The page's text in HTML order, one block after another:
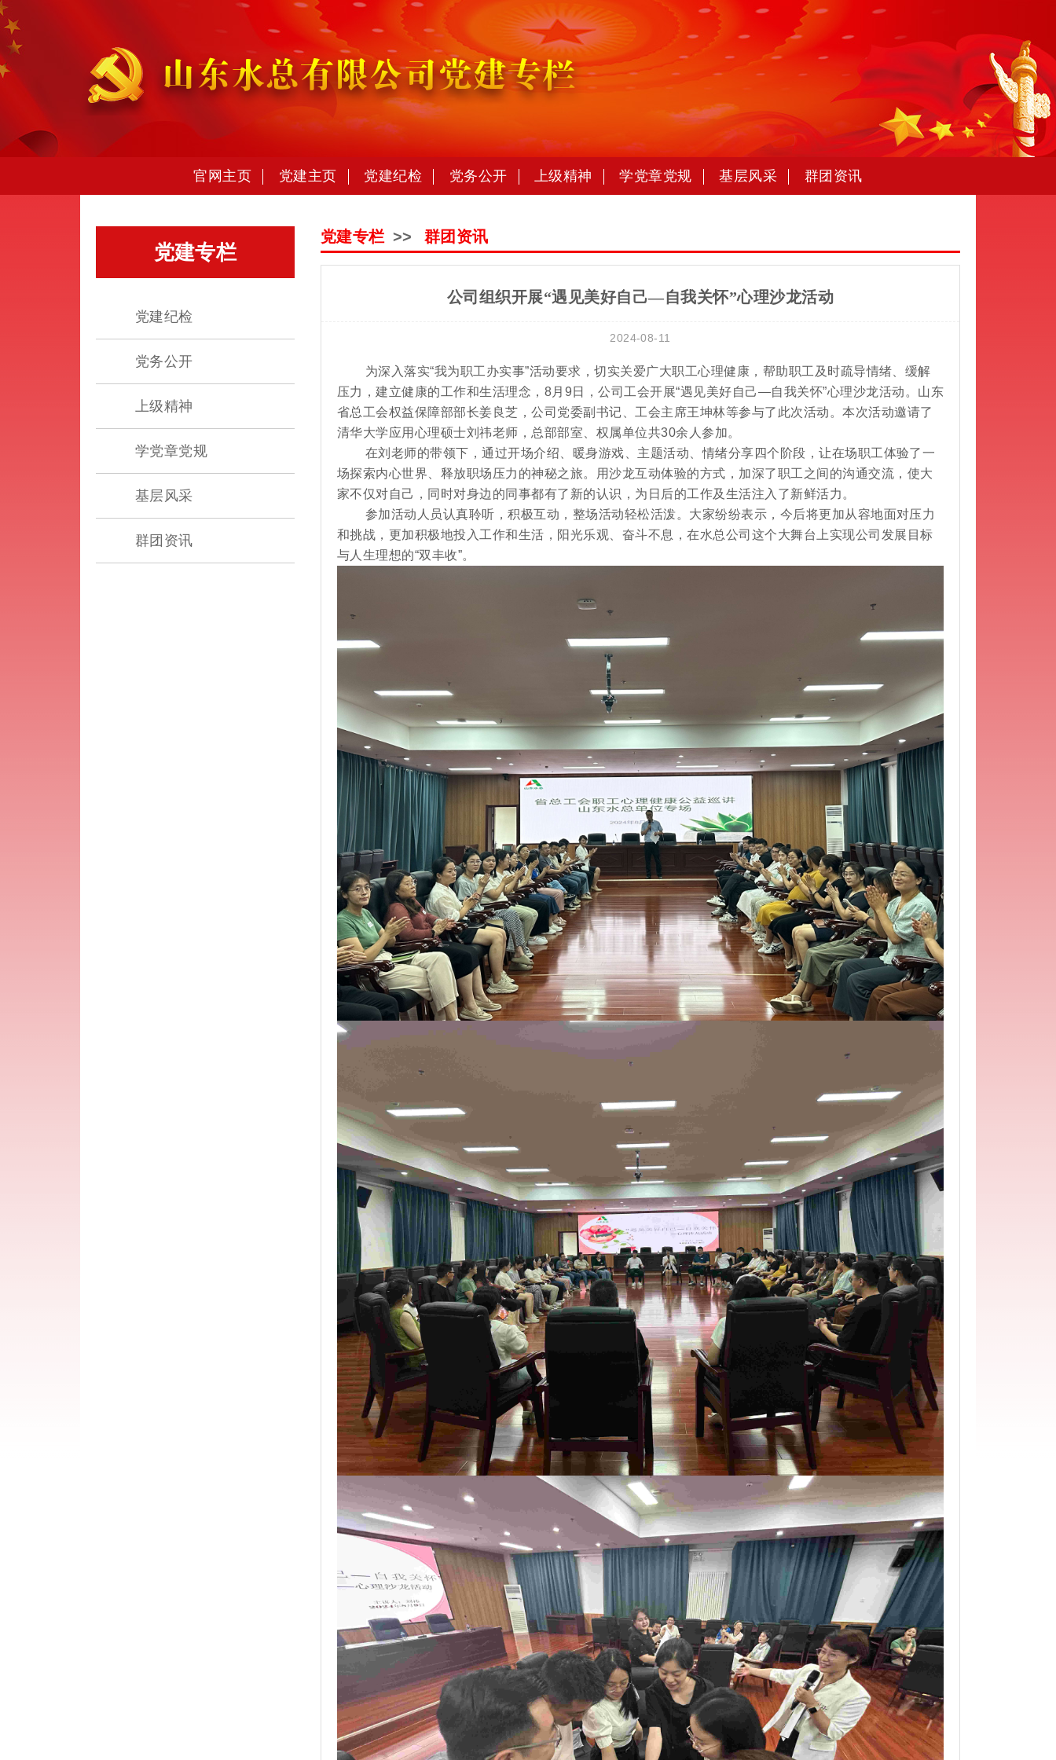
官网主页 党建主页 党建纪检 党务公开 上级精神 学党章党规 基层风采 群团资讯
党建专栏
党建纪检
党务公开
上级精神
学党章党规
基层风采
群团资讯
党建专栏 >> 群团资讯
公司组织开展“遇见美好自己—自我关怀”心理沙龙活动
2024-08-11
为深入落实“我为职工办实事”活动要求，切实关爱广大职工心理健康，帮助职工及时疏导情绪、缓解
压力，建立健康的工作和生活理念，8月9日，公司工会开展“遇见美好自己—自我关怀”心理沙龙活动。山东
省总工会权益保障部部长姜良芝，公司党委副书记、工会主席王坤林等参与了此次活动。本次活动邀请了
清华大学应用心理硕士刘祎老师，总部部室、权属单位共30余人参加。
在刘老师的带领下，通过开场介绍、暖身游戏、主题活动、情绪分享四个阶段，让在场职工体验了一
场探索内心世界、释放职场压力的神秘之旅。用沙龙互动体验的方式，加深了职工之间的沟通交流，使大
家不仅对自己，同时对身边的同事都有了新的认识，为日后的工作及生活注入了新鲜活力。
参加活动人员认真聆听，积极互动，整场活动轻松活泼。大家纷纷表示，今后将更加从容地面对压力
和挑战，更加积极地投入工作和生活，阳光乐观、奋斗不息，在水总公司这个大舞台上实现公司发展目标
与人生理想的“双丰收”。